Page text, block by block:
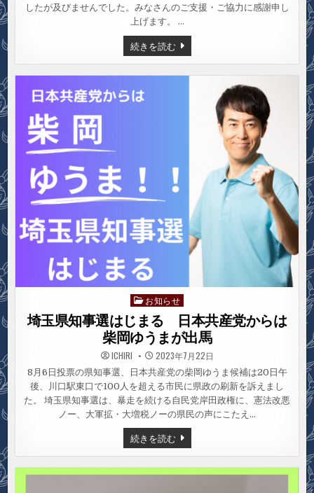
したが及びませんでした。みなさんのご支援・ご協力に感謝申し
上げます。 …
続きを読む埼
玉
県
Posted
in
お知らせ
埼玉県知事選はじまる 日本共産党からは
柴岡ゆうまが出馬
ICHIRI 2023年7月22日
8月6日投票の県知事選、日本共産党の柴岡ゆうま候補は20日午
後、川口駅東口で100人を超える市民に県政の刷新を訴えまし
た。 埼玉県知事選は、暴走を続ける自民党岸田政権に、憲法改悪
ノー、大軍拡・大増税ノーの県民の声にこたえ…
続きを読む埼
玉
県
知
事